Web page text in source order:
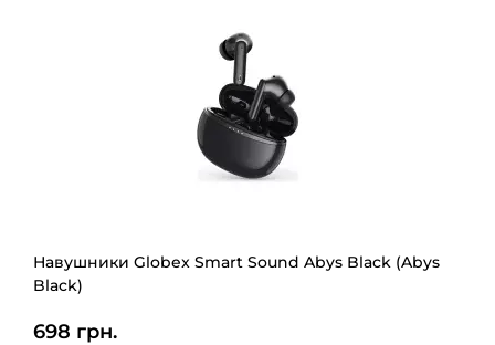
Навушники Globex Smart Sound Abys Black (Abys
Black)
698 грн.